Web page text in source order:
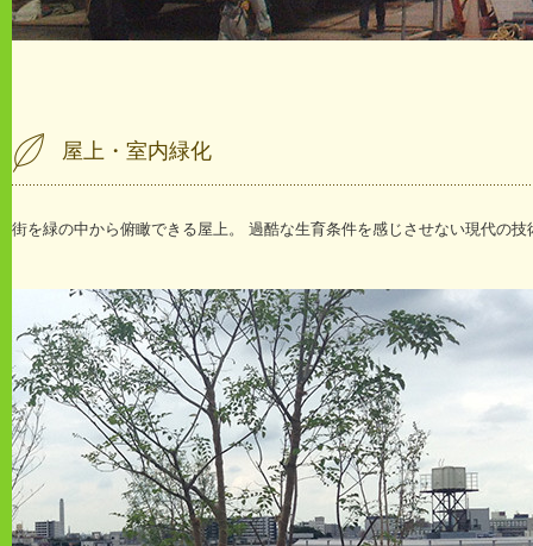
屋上・室内緑化
街を緑の中から俯瞰できる屋上。 過酷な生育条件を感じさせない現代の